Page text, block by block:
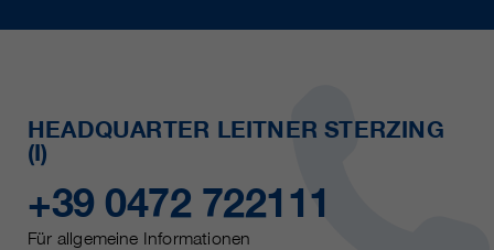
HEADQUARTER LEITNER STERZING
(I)
+39 0472 722111
Für allgemeine Informationen